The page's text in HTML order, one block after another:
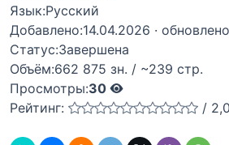
Язык:Русский
Добавлено:14.04.2026 ·
Статус:Завершена
Объём:662 875 зн. / ~239 стр.
Просмотры:30
Рейтинг:
/ 2,0